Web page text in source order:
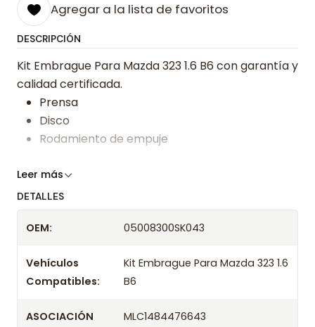
Agregar a la lista de favoritos
DESCRIPCIÓN
Kit Embrague Para Mazda 323 1.6 B6 con garantía y
calidad certificada.
Prensa
Disco
Rodamiento de empuje
Somos especialistas en embragues desde 2019,
tienda previo correo de confirmación.
Leer más
DETALLES
OEM: 05008300SK043
Vehículos
Compatibles:
Kit Embrague Para Mazda 323 1.6
B6
ASOCIACIÓN
MLC1484476643